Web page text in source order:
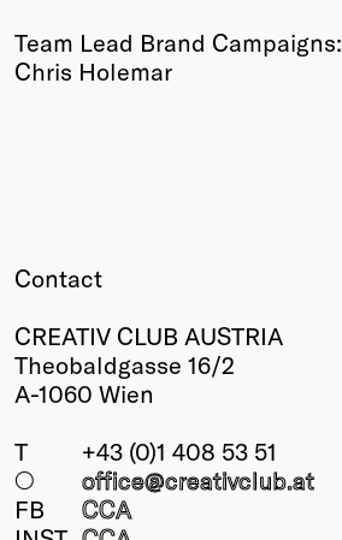
Team Lead Brand Campaigns:
Chris Holemar
Contact
CREATIV CLUB AUSTRIA
Theobaldgasse 16/2
A-1060 Wien
T
+43 (0)1 408 53 51
○
office@creativclub.at
FB
CCA